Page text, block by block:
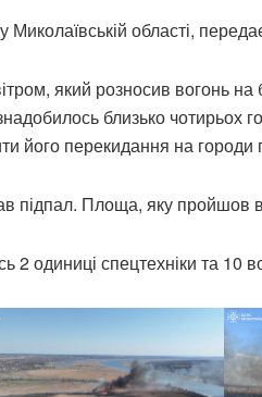
області,
який розносив вогонь на
близько чотирьох
його перекидання на
підпал. Площа, яку пройшов
одиниці спецтехніки та 10